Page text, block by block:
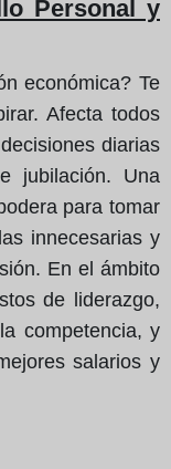
Personal y
económica? Te
Afecta todos
diarias
jubilación. Una
para tomar
innecesarias y
En el ámbito
de liderazgo,
competencia, y
salarios y